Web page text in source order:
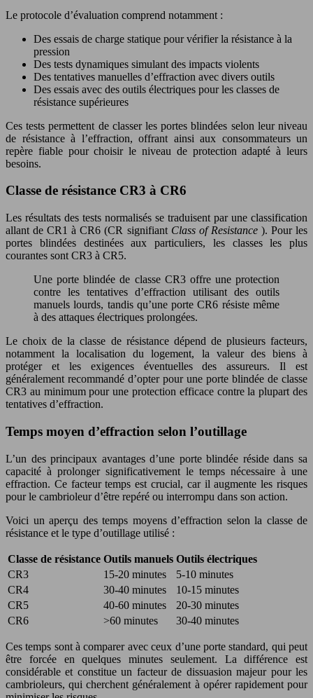
Le protocole d’évaluation comprend notamment :
Des essais de charge statique pour vérifier la résistance à la
pression
Des tests dynamiques simulant des impacts violents
Des tentatives manuelles d’effraction avec divers outils
Des essais avec des outils électriques pour les classes de
résistance supérieures
Ces tests permettent de classer les portes blindées selon leur niveau
de résistance à l’effraction, offrant ainsi aux consommateurs un
repère fiable pour choisir le niveau de protection adapté à leurs
besoins.
Classe de résistance CR3 à CR6
Les résultats des tests normalisés se traduisent par une classification
allant de CR1 à CR6 (CR signifiant Class of Resistance ). Pour les
portes blindées destinées aux particuliers, les classes les plus
courantes sont CR3 à CR5.
Une porte blindée de classe CR3 offre une protection
contre les tentatives d’effraction utilisant des outils
manuels lourds, tandis qu’une porte CR6 résiste même
à des attaques électriques prolongées.
Le choix de la classe de résistance dépend de plusieurs facteurs,
notamment la localisation du logement, la valeur des biens à
protéger et les exigences éventuelles des assureurs. Il est
généralement recommandé d’opter pour une porte blindée de classe
CR3 au minimum pour une protection efficace contre la plupart des
tentatives d’effraction.
Temps moyen d’effraction selon l’outillage
L’un des principaux avantages d’une porte blindée réside dans sa
capacité à prolonger significativement le temps nécessaire à une
effraction. Ce facteur temps est crucial, car il augmente les risques
pour le cambrioleur d’être repéré ou interrompu dans son action.
Voici un aperçu des temps moyens d’effraction selon la classe de
résistance et le type d’outillage utilisé :
Classe de résistance Outils manuels Outils électriques
CR3
15-20 minutes
5-10 minutes
CR4
30-40 minutes
10-15 minutes
CR5
40-60 minutes
20-30 minutes
CR6
>60 minutes 30-40 minutes
Ces temps sont à comparer avec ceux d’une porte standard, qui peut
être forcée en quelques minutes seulement. La différence est
considérable et constitue un facteur de dissuasion majeur pour les
cambrioleurs, qui cherchent généralement à opérer rapidement pour